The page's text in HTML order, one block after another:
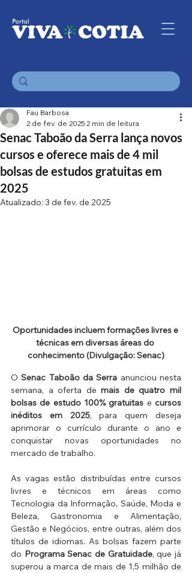
Senac Taboão da Serra lança novos
cursos e oferece mais de 4 mil
bolsas de estudos gratuitas em
2025
Fau Barbosa
2 de fev. de 2025 2 min de leitura
Atualizado: 3 de fev. de 2025
Oportunidades incluem formações livres e
técnicas em diversas áreas do
conhecimento (Divulgação: Senac)
O Senac Taboão da Serra anunciou nesta
semana, a oferta de mais de quatro mil
bolsas de estudo 100% gratuitas e cursos
inéditos em 2025, para quem deseja
aprimorar o currículo durante o ano e
conquistar novas oportunidades no
mercado de trabalho.
As vagas estão distribuídas entre cursos
livres e técnicos em áreas como
Tecnologia da Informação, Saúde, Moda e
Beleza, Gastronomia e Alimentação,
Gestão e Negócios, entre outras, além dos
títulos de idiomas. As bolsas fazem parte
do Programa Senac de Gratuidade, que já
superou a marca de mais de 1,5 milhão de